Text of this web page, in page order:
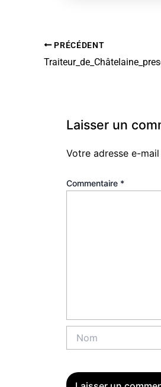
PRÉCÉDENT
Laisser un
Votre adresse e-
Commentaire *